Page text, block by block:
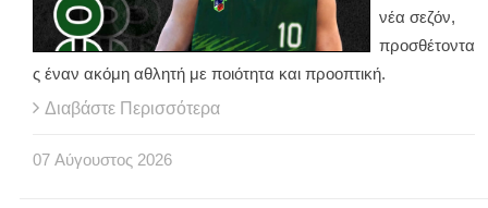
νέα σεζόν,
προσθέτοντα
ς έναν ακόμη αθλητή με ποιότητα και προοπτική.
Διαβάστε Περισσότερα
07 Αύγουστος 2026